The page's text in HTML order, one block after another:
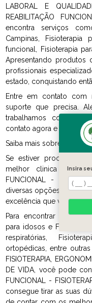
LABORAL E
REABILITAÇÃO
encontra serviços
Campinas, Fisioterapia
funcional, Fisioterapia
Apresentando produtos
profissionais
estado, conquistando
Entre em contato com
suporte que precisa.
trabalhamos com
contato agora e tire todas
Saiba mais sobre nós,
Se estiver procurando
melhor clinica nisso.
FUNCIONAL -
diversas opções no
excelência que você
Para encontrar
para idosos e
respiratórias,
ortopédicas, entre
FISIOTERAPIA,
DE VIDA, você pode
FUNCIONAL -
consegue tirar as suas
Insira